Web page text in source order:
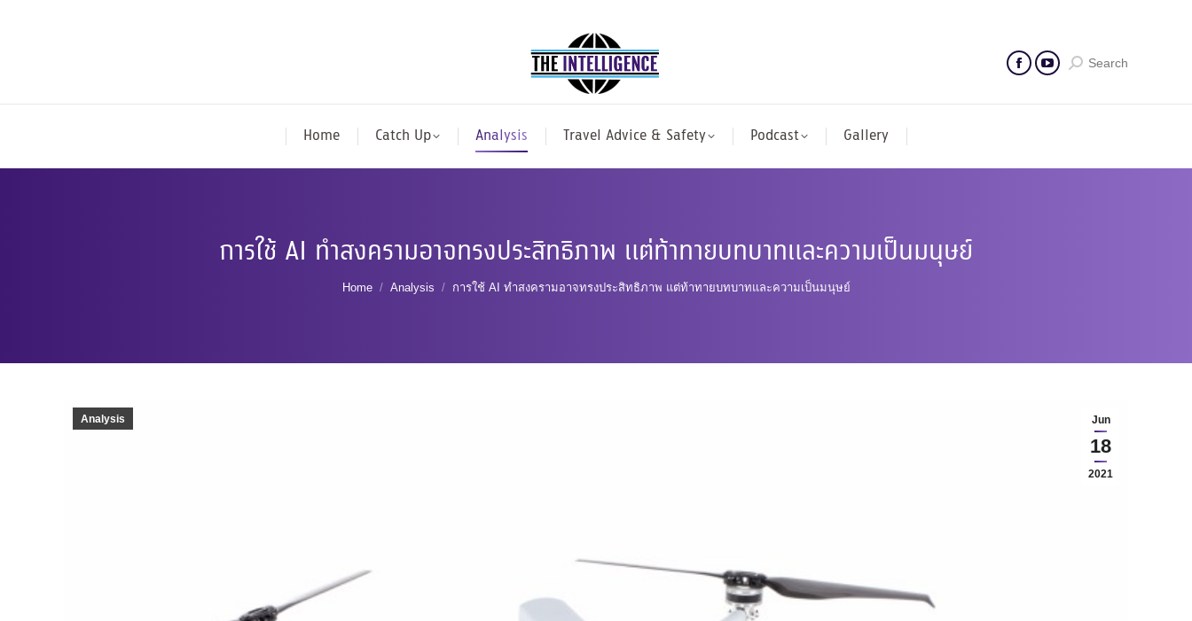
Search
Home Catch Up Analysis Travel Advice & Safety Podcast Gallery
การใช้ AI ทำสงครามอาจทรงประสิทธิภาพ แต่ท้าทายบทบาทและความเป็นมนุษย์
You are here:
Home Analysis การใช้ AI ทำสงครามอาจทรงประสิทธิภาพ แต่ท้าทายบทบาทและความเป็นมนุษย์
Jun
18
2021
Analysis